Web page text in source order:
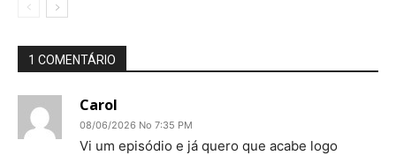
1 COMENTÁRIO
Carol
08/06/2026 No 7:35 PM
Vi um episódio e já quero que acabe logo